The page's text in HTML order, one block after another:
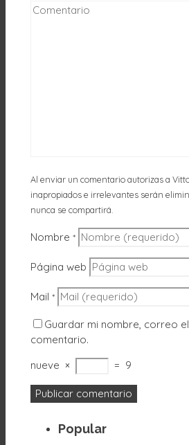
Al enviar un comentario autorizas a
inapropiados e irrelevantes serán
nunca se compartirá.
Nombre *
Página web
Mail *
Guardar mi nombre, correo
comentario.
nueve × = 9
Popular